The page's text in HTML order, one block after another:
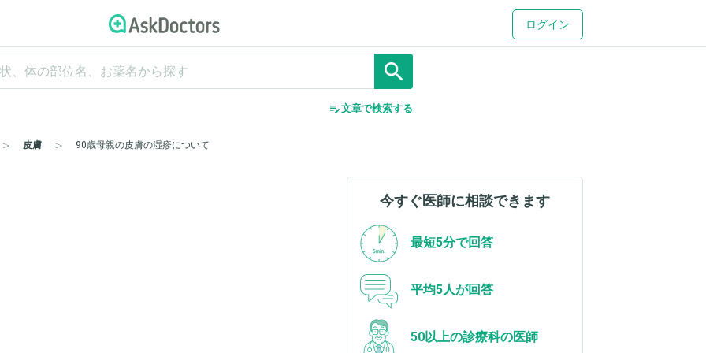
ログイン
search
edit_note文章で検索する
皮膚 90歳母親の皮膚の湿疹について
今すぐ医師に相談できます
最短5分で回答
平均5人が回答
50以上の診療科の医師